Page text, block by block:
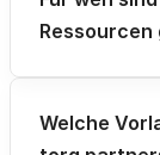
Ressourcen
Welche